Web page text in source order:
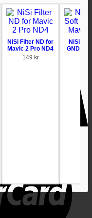
NiSi Filter ND for
Mavic 2 Pro ND4
149 kr
NiSi
GND8